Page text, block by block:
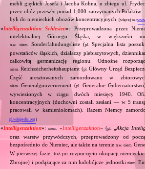
mebli giętkich Josefa i Jacoba Kohna, u zbiegu ul.
przez obóz przeszło ponad 1,000 zatrzymanych
byli do niemieckich obozów koncentracyjnych. (więcej na:
«Intelligenzaktion Schlesien»: Przeprowadzona przez
intelektualnej Górnego Śląska, w większości
tzw. niem.Sonderfahndungsliste (pl.
Specjalna lista
powstańców śląskich, działaczy plebiscytowych,
całkowitą germanizację regionu. Odnośne
niem. Reichssicherheitshauptamt (pl.Główny Urząd
Część aresztowanych zamordowano w
niem. Generalgouvernement (pl.Generalne
wywiezionych w ciągu dwóch miesięcy 1940.
koncentracyjnych (duchowni zostali zesłani — w 5
pracowali w kamieniołomach). Razem Niemcy
pl.wikipedia.org)
«Intelligenzaktion»: niem.«Intelligenzaktion» (pl. „Akcja
oraz warstw przywódczych, przeprowadzony od
bezpośrednio do Niemiec, ale także na terenie tzw. niem.
W pierwszej fazie, tuż po rozpoczęciu okupacji
Zbrojne) i podążające za nim ludobójcze jednostkiniem.